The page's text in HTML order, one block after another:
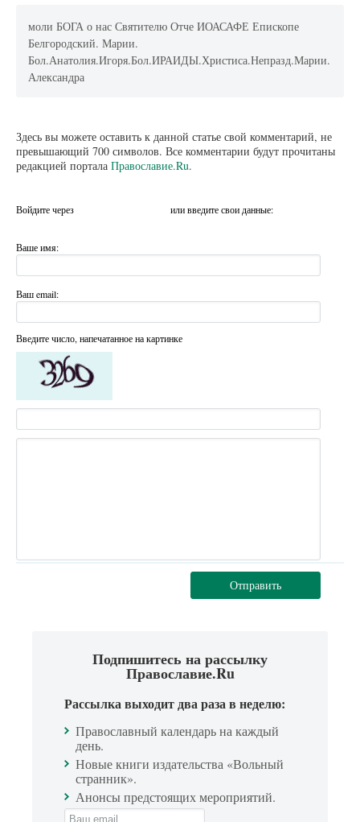
моли БОГА о нас Святителю Отче ИОАСАФЕ Епископе
Белгородский. Марии.
Бол.Анатолия.Игоря.Бол.ИРАИДЫ.Христиса.Непразд.Марии.
Александра
Здесь вы можете оставить к данной статье свой комментарий, не
превышающий 700 символов. Все комментарии будут прочитаны
редакцией портала Православие.Ru.
Войдите через или введите свои данные:
Ваше имя:
Ваш email:
Введите число, напечатанное на картинке
Отправить
Подпишитесь на рассылку
Православие.Ru
Рассылка выходит два раза в неделю:
Православный календарь на каждый
день.
Новые книги издательства «Вольный
странник».
Анонсы предстоящих мероприятий.